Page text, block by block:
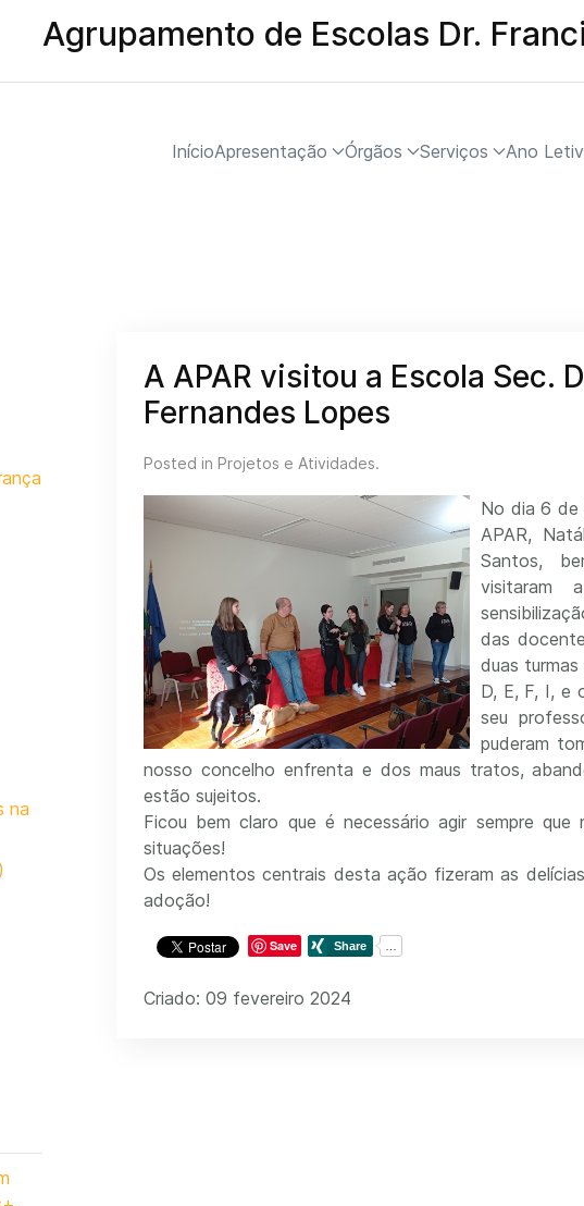
Agrupamento de Escolas Dr.
InícioApresentação Órgãos Serviços Ano
na
A APAR visitou a Escola Sec.
Fernandes Lopes
Posted in Projetos e Atividades.
No dia 6 de
APAR,
Santos,
visitaram
das
duas turmas
D, E, F, I, e
seu
puderam
nosso concelho enfrenta e dos maus tratos,
estão sujeitos.
Ficou bem claro que é necessário agir sempre que
situações!
Os elementos centrais desta ação fizeram as
adoção!
Save
Criado: 09 fevereiro 2024